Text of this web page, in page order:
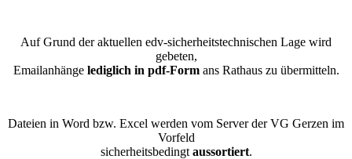
Auf Grund der aktuellen edv-sicherheitstechnischen Lage wird
gebeten,
Emailanhänge lediglich in pdf-Formans Rathaus zu übermitteln.
Dateien in Word bzw. Excel werden vom Server der VG Gerzen im
Vorfeld
sicherheitsbedingt aussortiert.